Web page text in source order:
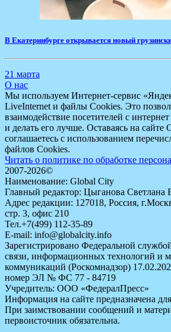
В Екатеринбурге открывается новый
21 марта
О нас
Мы используем Интернет-сервис
LiveInternet и файлы Cookies. Это
взаимодействие посетителей с
и делать его лучше. Оставаясь на сайте
соглашаетесь с использованием
файлов Cookies.
Читать о политике по обработке
2007-2026©
Наименование: Global City
Главный редактор: Цыганова Светлана
Адрес редакции: 127018, Россия,
стр. 3, офис 210
Тел.+7(499) 112-35-89
E-mail: info@globalcity.info
Зарегистрировано Федеральной
связи, информационных технологий и
коммуникаций (Роскомнадзор)
номер ЭЛ № ФС 77 - 84719
Учредитель: ООО «ФедералПресс»
Информация на сайте предназначена
При заимствовании сообщений и
первоисточник обязательна.